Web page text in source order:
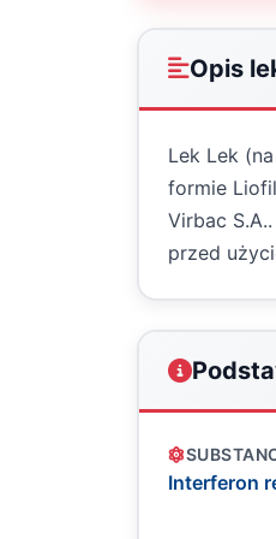
Opis
Lek Lek
formie
Virbac
przed
Interferon